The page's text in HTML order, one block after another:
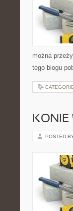
można
tego blogu
KONIE
POSTED